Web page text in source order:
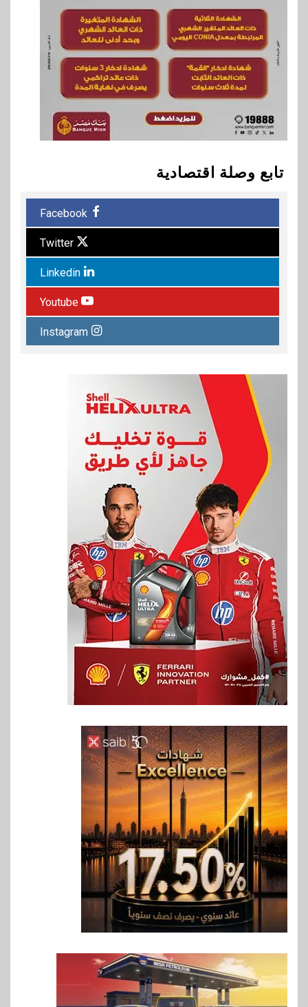
تابع وصلة اقتصادية
Facebook
Twitter
Linkedin
Youtube
Instagram
6
اخبار
غرفة القاهرة تنظم ندوة إلكترونية
لدعم الصادرات وتحقيق
مستهدفات رؤية مصر 2030
7
بنوك
بنك مصر يشارك في فعالية اليوم
العالمي للشباب ويقدم العديد من
العروض المجانية
بنك QNB مصر يعزز جاهزية
المشروعات الصغيرة والمتوسطة
للنمو والتوسع